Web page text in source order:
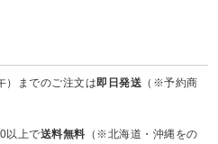
）までのご注文は即日発送 （※予約商
上で送料無料 （※北海道・沖縄をの